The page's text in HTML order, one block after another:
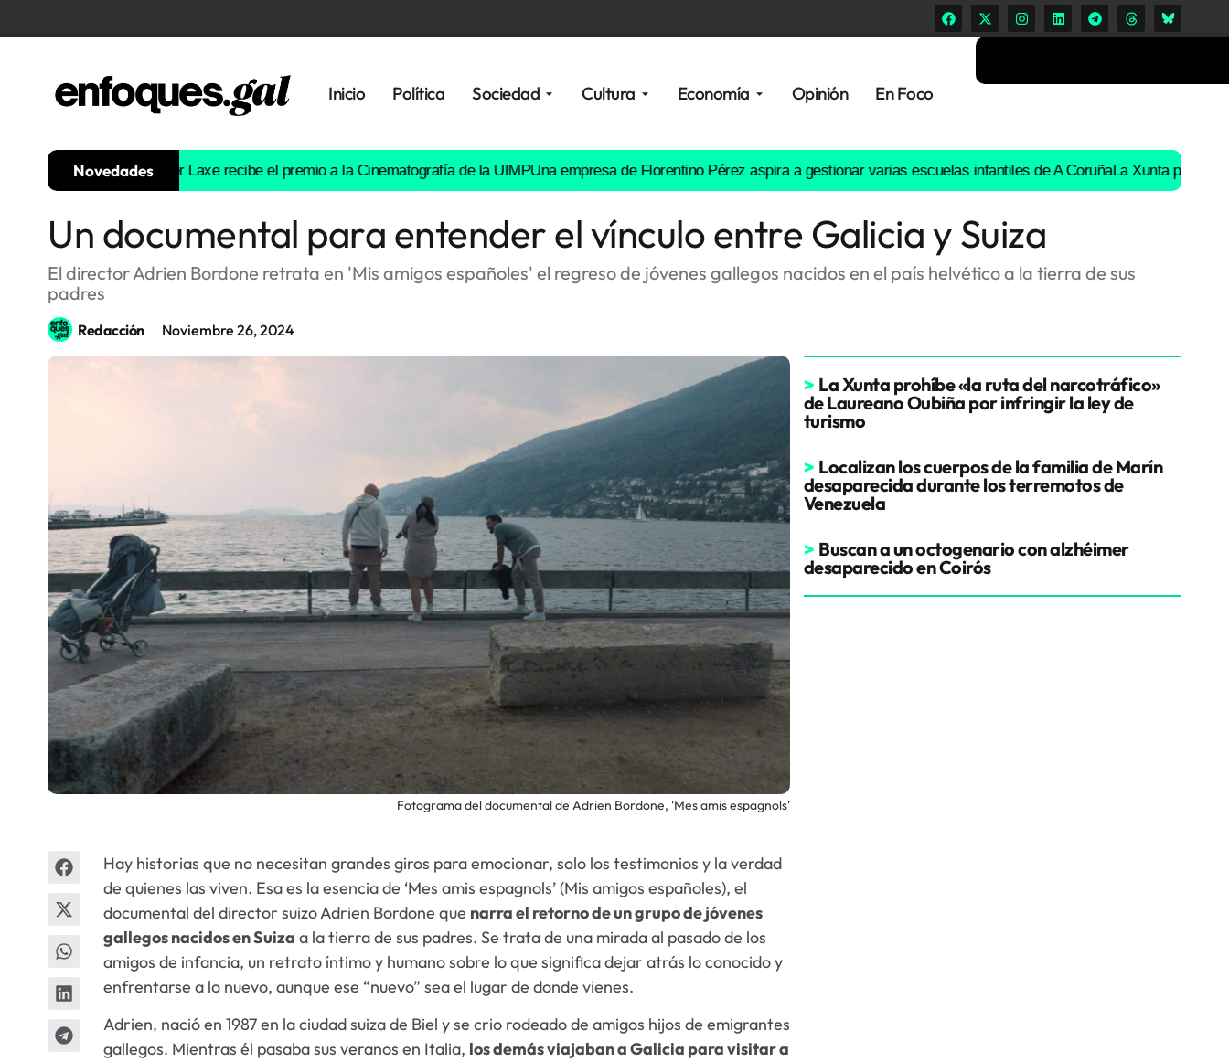
Inicio Política Sociedad Cultura Economía Opinión En Foco
Tendencias
Memoria
Histórica
Gastronomía
Innova
Novedades
las críticasÓliver Laxe recibe el premio a la Cinematografía de la UIMPUna empresa de Florentino Pérez aspira a gestionar varias escuelas infantiles de A CoruñaLa Xunta prohíbe «la ruta
Un documental para entender el vínculo entre Galicia y Suiza
El director Adrien Bordone retrata en 'Mis amigos españoles' el regreso de jóvenes gallegos nacidos en el país helvético a la tierra de sus
padres
Redacción Noviembre 26, 2024
Fotograma del documental de Adrien Bordone, 'Mes amis espagnols'
Hay historias que no necesitan grandes giros para emocionar, solo los testimonios y la verdad
de quienes las viven. Esa es la esencia de ‘Mes amis espagnols’ (Mis amigos españoles), el
documental del director suizo Adrien Bordone que narra el retorno de un grupo de jóvenes
gallegos nacidos en Suiza a la tierra de sus padres. Se trata de una mirada al pasado de los
amigos de infancia, un retrato íntimo y humano sobre lo que significa dejar atrás lo conocido y
enfrentarse a lo nuevo, aunque ese “nuevo” sea el lugar de donde vienes.
Adrien, nació en 1987 en la ciudad suiza de Biel y se crio rodeado de amigos hijos de emigrantes
gallegos. Mientras él pasaba sus veranos en Italia, los demás viajaban a Galicia para visitar a
> La Xunta prohíbe «la ruta del narcotráfico»
de Laureano Oubiña por infringir la ley de
turismo
> Localizan los cuerpos de la familia de Marín
desaparecida durante los terremotos de
Venezuela
> Buscan a un octogenario con alzhéimer
desaparecido en Coirós